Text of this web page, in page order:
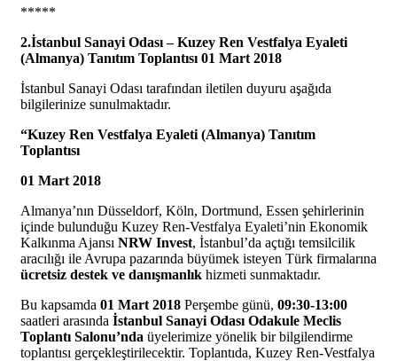
*****
2.İstanbul Sanayi Odası – Kuzey Ren Vestfalya Eyaleti
(Almanya) Tanıtım Toplantısı 01 Mart 2018
İstanbul Sanayi Odası tarafından iletilen duyuru aşağıda
bilgilerinize sunulmaktadır.
“Kuzey Ren Vestfalya Eyaleti (Almanya) Tanıtım
Toplantısı
01 Mart 2018
Almanya’nın Düsseldorf, Köln, Dortmund, Essen şehirlerinin
içinde bulunduğu Kuzey Ren-Vestfalya Eyaleti’nin Ekonomik
Kalkınma Ajansı NRW Invest, İstanbul’da açtığı temsilcilik
aracılığı ile Avrupa pazarında büyümek isteyen Türk firmalarına
ücretsiz destek ve danışmanlık hizmeti sunmaktadır.
Bu kapsamda 01 Mart 2018 Perşembe günü, 09:30-13:00
saatleri arasında İstanbul Sanayi Odası Odakule Meclis
Toplantı Salonu’nda üyelerimize yönelik bir bilgilendirme
toplantısı gerçekleştirilecektir. Toplantıda, Kuzey Ren-Vestfalya